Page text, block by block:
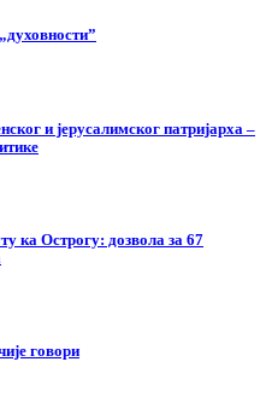
и јерусалимског патријарха –
ка Острогу: дозвола за 67
говори